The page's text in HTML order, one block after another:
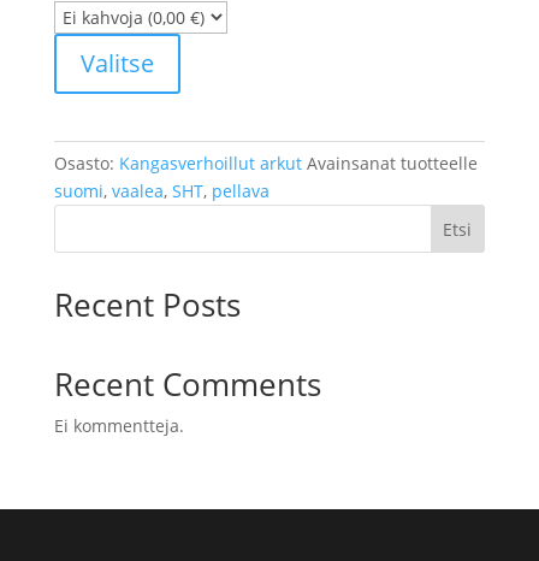
Valitse
Osasto: Kangasverhoillut arkut Avainsanat tuotteelle
suomi, vaalea, SHT, pellava
Etsi
Recent Posts
Recent Comments
Ei kommentteja.